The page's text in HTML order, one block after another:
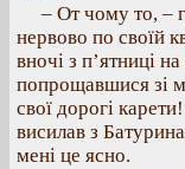
– От чому то, –
нервово по своїй
вночі з п’ятниці
попрощавшися зі
свої дорогі
висилав з
мені це ясно.